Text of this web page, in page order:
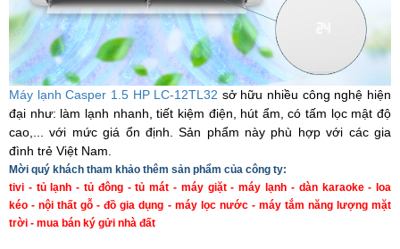
Máy lạnh Casper 1.5 HP LC-12TL32 sở hữu nhiều công nghệ hiện
đại như: làm lạnh nhanh, tiết kiệm điện, hút ẩm, có tấm lọc mật độ
cao,... với mức giá ổn định. Sản phẩm này phù hợp với các gia
đình trẻ Việt Nam.
Mời quý khách tham khảo thêm sản phẩm của công ty:
tivi - tủ lạnh -tủ đông-tủ mát - máy giặt-máy lạnh - dàn karaoke- loa
kéo -nội thất gỗ -đồ gia dụng - máy lọc nước- máy tắm năng lượng mặt
trời - mua bán ký gửi nhà đất